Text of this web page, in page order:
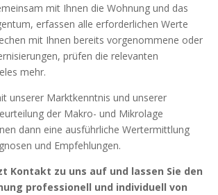
mit Ihnen die Wohnung und das
erfassen alle erforderlichen Werte
mit Ihnen bereits vorgenommene oder
prüfen die relevanten
mehr.
unserer Marktkenntnis und unserer
der Makro- und Mikrolage
dann eine ausführliche Wertermittlung
und Empfehlungen.
Kontakt zu uns auf und lassen Sie den
professionell und individuell von